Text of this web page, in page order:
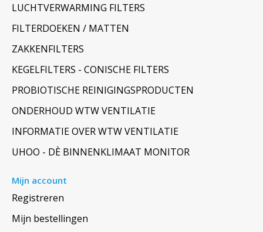
LUCHTVERWARMING FILTERS
FILTERDOEKEN / MATTEN
ZAKKENFILTERS
KEGELFILTERS - CONISCHE FILTERS
PROBIOTISCHE REINIGINGSPRODUCTEN
ONDERHOUD WTW VENTILATIE
INFORMATIE OVER WTW VENTILATIE
UHOO - DÈ BINNENKLIMAAT MONITOR
Mijn account
Registreren
Mijn bestellingen